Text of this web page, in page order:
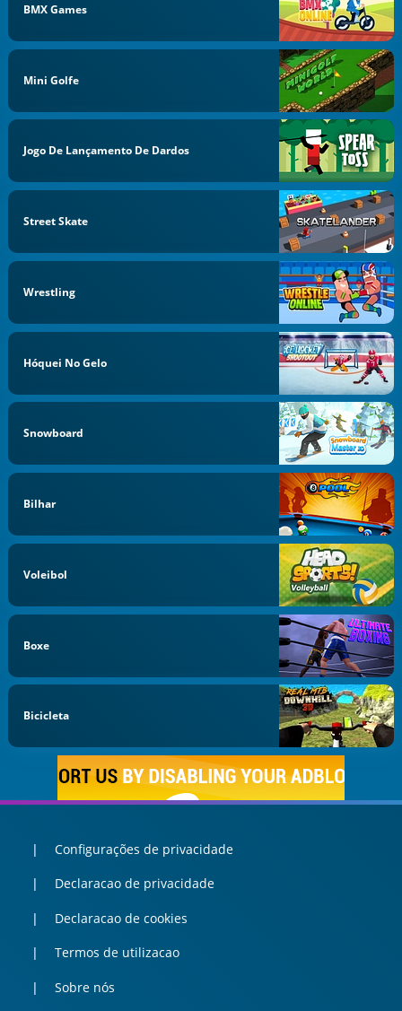
BMX Games
Mini Golfe
Jogo De Lançamento De Dardos
Street Skate
Wrestling
Hóquei No Gelo
Snowboard
Bilhar
Voleibol
Boxe
Bicicleta
Configurações de privacidade
Declaracao de privacidade
Declaracao de cookies
Termos de utilizacao
Sobre nós